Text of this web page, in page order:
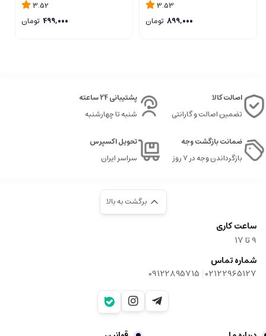
3.53
899,000 تومان
3.52
499,000 تومان
اصالت کالا
تضمین اصالت و گارانتی
پشتیبانی 24 ساعته
شنبه تا چهارشنبه
ضمانت بازگشت وجه
بازگرداندن وجه در ۷ روز
تحویل اکسپرس
سراسر ایران
برگشت به بالا
ساعت کاری
9‌ تا ۱۷
شماره تماس
02122965127
|
09122895715